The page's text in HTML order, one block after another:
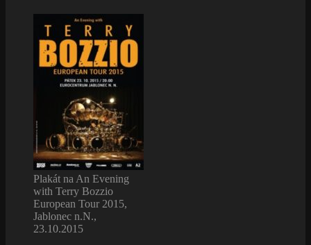
Plakát na An Evening
with Terry Bozzio
European Tour 2015,
Jablonec n.N.,
23.10.2015